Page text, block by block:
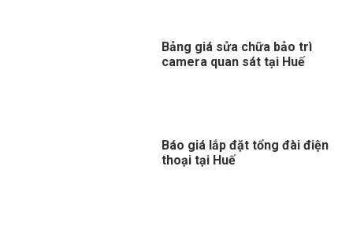
Bảng giá sửa chữa bảo trì
camera quan sát tại Huế
Báo giá lắp đặt tổng đài điện
thoại tại Huế